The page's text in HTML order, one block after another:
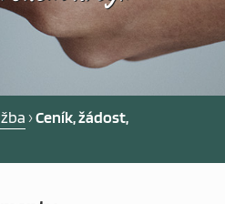
BEZ PŘÍSTŘEŠÍ
›Ceník, žádost,